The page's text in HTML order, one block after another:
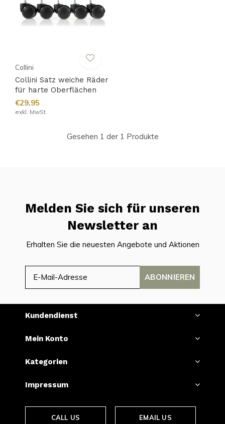
Collini
Collini Satz weiche Räder
für harte Oberflächen
€29,95
exkl. MwSt.
Gesehen 1 der 1 Produkte
Melden Sie sich für unseren
Newsletter an
Erhalten Sie die neuesten Angebote und Aktionen
ABONNIEREN
Kundendienst
Mein Konto
Kategorien
Impressum
CALL US EMAIL US